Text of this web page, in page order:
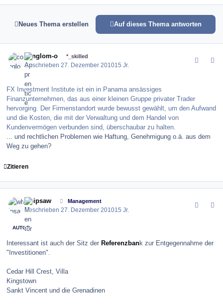
Neues Thema erstellen Auf dieses Thema antworten
conglom-o *_skilled
Geschrieben27. Dezember 201015 Jr.
FX Investment Institute ist ein in Panama ansässiges
Finanzunternehmen, das aus einer kleinen Gruppe privater Trader
hervorging. Der Firmenstandort wurde bewusst gewählt, um den Aufwand
und die Kosten, die mit der Verwaltung und dem Handel von
Kundenvermögen verbunden sind, überschaubar zu halten.
... und rechtlichen Problemen wie Haftung, Genehmigung o.ä. aus dem
Weg zu gehen?
Zitieren
whipsaw Management
Geschrieben27. Dezember 201015 Jr.
AUTOR
Interessant ist auch der Sitz der Referenzbank zur Entgegennahme der
"Investitionen".
Cedar Hill Crest, Villa
Kingstown
Sankt Vincent und die Grenadinen